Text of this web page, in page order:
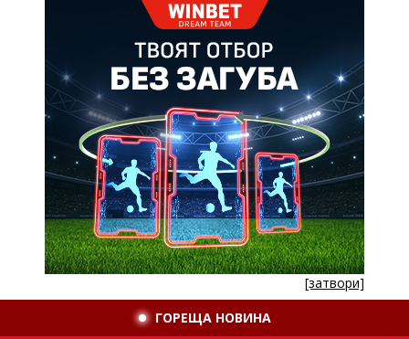
[затвори]
ГОРЕЩА НОВИНА